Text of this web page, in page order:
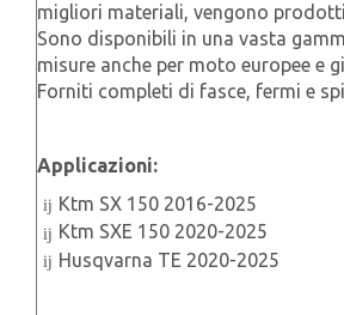
migliori materiali, vengono
Sono disponibili in una vasta
misure anche per moto europee e
Forniti completi di fasce, fermi e
Applicazioni:
Ktm SX 150 2016-2025
Ktm SXE 150 2020-2025
Husqvarna TE 2020-2025